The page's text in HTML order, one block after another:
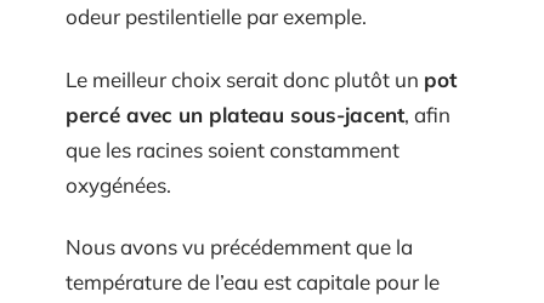
odeur pestilentielle par exemple.
Le meilleur choix serait donc plutôt un pot
percé avec un plateau sous-jacent, afin
que les racines soient constamment
oxygénées.
Nous avons vu précédemment que la
température de l’eau est capitale pour le